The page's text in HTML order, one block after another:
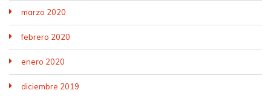
marzo 2020
febrero 2020
enero 2020
diciembre 2019